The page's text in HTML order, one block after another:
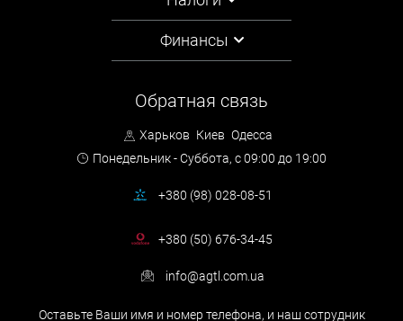
изменение системы учета для оптимизации
ошибки в ведении бухгалтерского учета, нарушение
отсутствие в действующей организации эффективной
системы налогового учета.
Этапы оказания услуги
Анализ хозяйственной деятельности компании и
операций, журналов учета, регистров и прочих
Финансы
Обратная связь
Харьков Киев Одесса
Понедельник - Суббота, с 09:00 до 19:00
+380 (98) 028-08-51
+380 (50) 676-34-45
info@agtl.com.ua
Оставьте Ваши имя и номер телефона, и наш сотрудник